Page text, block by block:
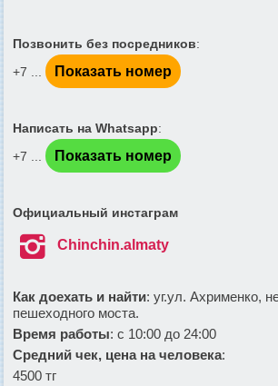
Позвонить без посредников:
+7 ...
Показать номер
Написать на Whatsapp:
+7 ...
Показать номер
Официальный инстаграм
 Chinchin.almaty
Как доехать и найти: уг.ул. Ахрименко,
пешеходного моста.
Время работы: с 10:00 до 24:00
Средний чек, цена на человека:
4500 тг